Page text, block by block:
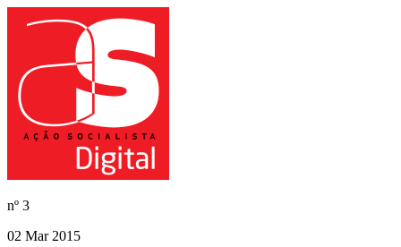
nº 3
02 Mar 2015